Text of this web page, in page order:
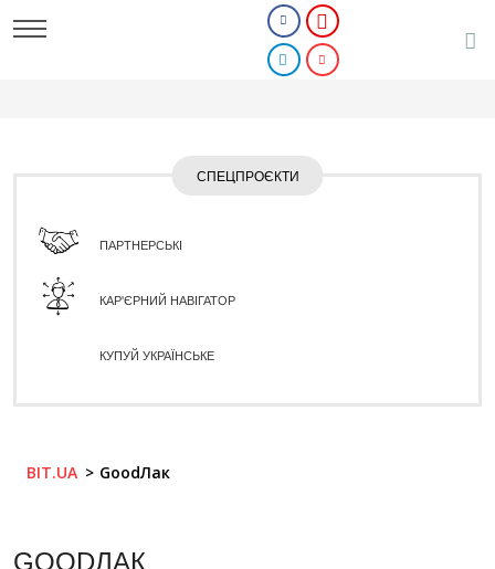
СПЕЦПРОЄКТИ
ПАРТНЕРСЬКІ
КАР'ЄРНИЙ НАВІГАТОР
КУПУЙ УКРАЇНСЬКЕ
BIT.UA GoodЛак
GOODЛАК